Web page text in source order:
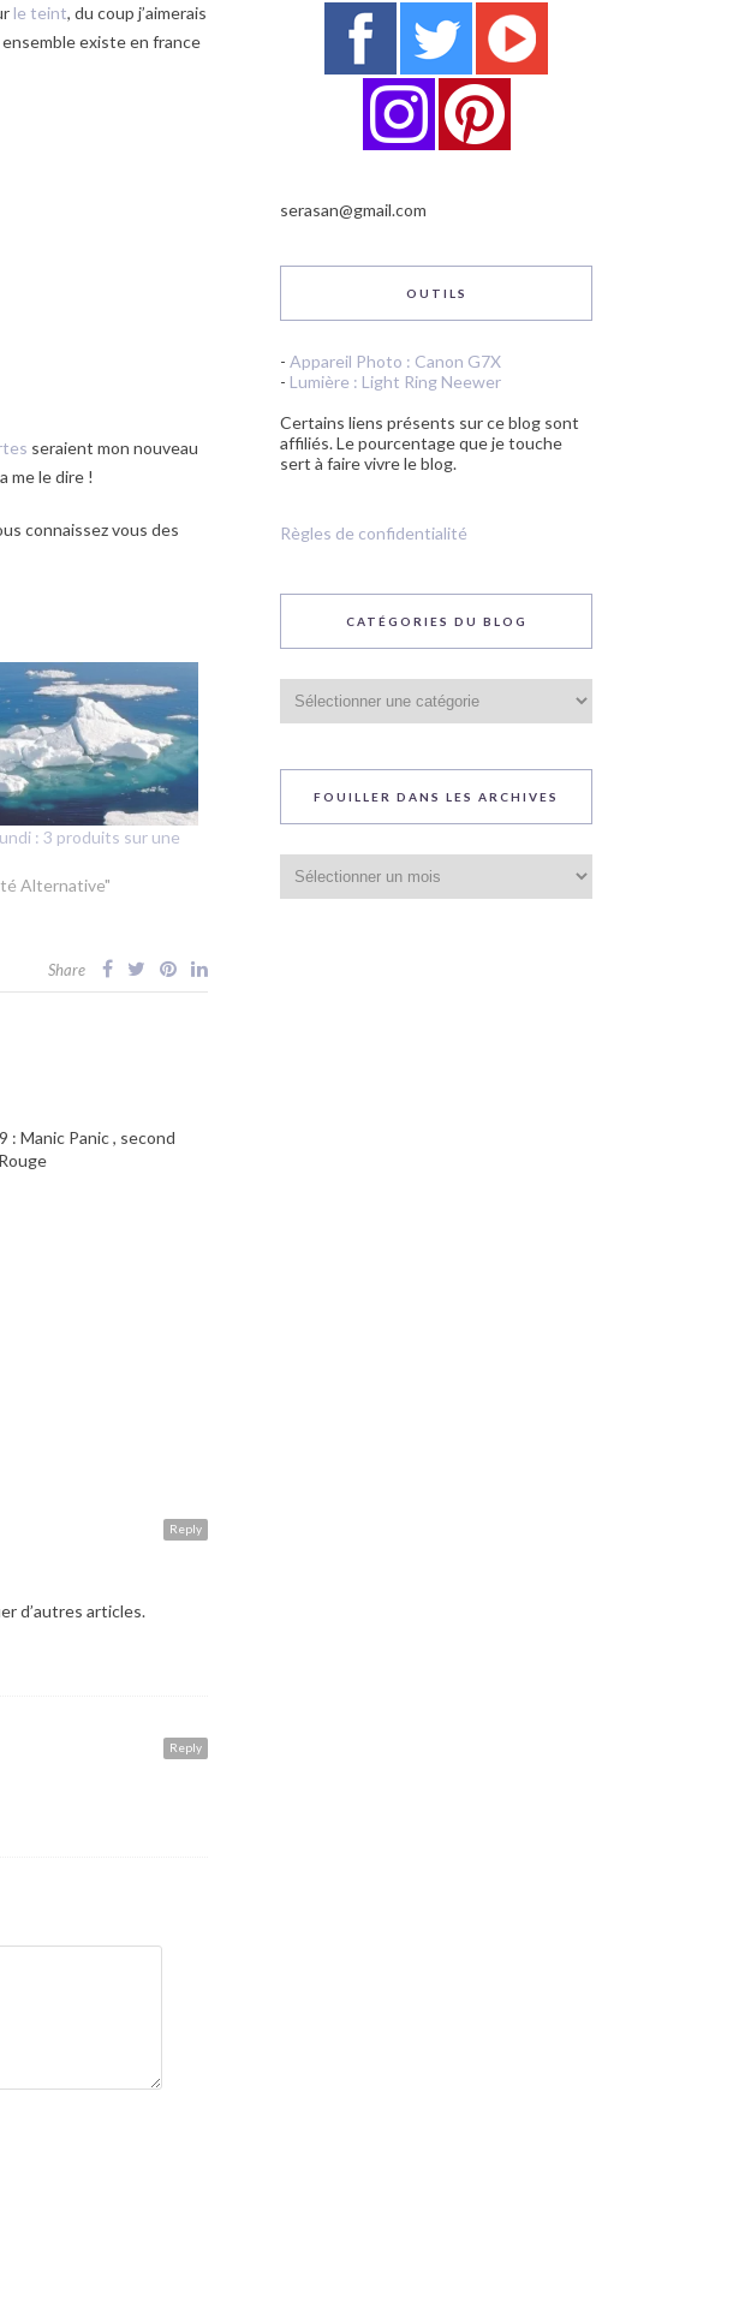
le teint, du coup j’aimerais
existe en france
seraient mon nouveau
me le dire !
connaissez vous des
: 3 produits sur une
Alternative"
Share
: Manic Panic , second
Reply
d’autres articles.
Reply
serasan@gmail.com
OUTILS
- Appareil Photo : Canon G7X
- Lumière : Light Ring Neewer
Certains liens présents sur ce blog sont
affiliés. Le pourcentage que je touche
sert à faire vivre le blog.
Règles de confidentialité
CATÉGORIES DU BLOG
du
blog
FOUILLER DANS LES ARCHIVES
dans
les